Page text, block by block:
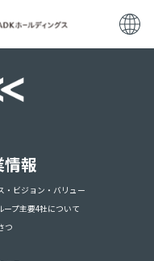
報
・ビジョン・バリュー
ープ主要4社について
つ